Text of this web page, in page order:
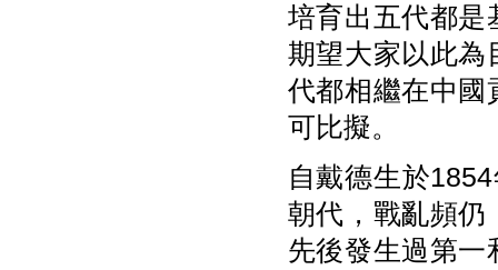
培育出五代都是
期望大家以此為
代都相繼在中國
可比擬。
自戴德生於
朝代，戰亂頻仍
先後發生過第一